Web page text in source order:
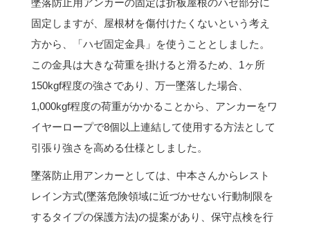
墜落防止用アンカーの固定は折板屋根のハゼ部分に
固定しますが、屋根材を傷付けたくないという考え
方から、「ハゼ固定金具」を使うこととしました。
この金具は大きな荷重を掛けると滑るため、1ヶ所
150kgf程度の強さであり、万一墜落した場合、
1,000kgf程度の荷重がかかることから、アンカーをワ
イヤーロープで8個以上連結して使用する方法として
引張り強さを高める仕様としました。
墜落防止用アンカーとしては、中本さんからレスト
レイン方式(墜落危険領域に近づかせない行動制限を
するタイプの保護方法)の提案があり、保守点検を行